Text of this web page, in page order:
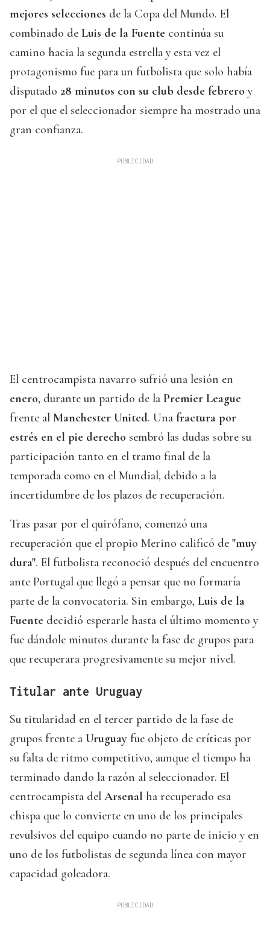
mejores selecciones de la Copa del Mundo. El
combinado de Luis de la Fuente continúa su
camino hacia la segunda estrella y esta vez el
protagonismo fue para un futbolista que solo había
disputado 28 minutos con su club desde febrero y
por el que el seleccionador siempre ha mostrado una
gran confianza.
El centrocampista navarro sufrió una lesión en
enero, durante un partido de la Premier League
frente al Manchester United. Una fractura por
estrés en el pie derecho sembró las dudas sobre su
participación tanto en el tramo final de la
temporada como en el Mundial, debido a la
incertidumbre de los plazos de recuperación.
Tras pasar por el quirófano, comenzó una
recuperación que el propio Merino calificó de "muy
dura". El futbolista reconoció después del encuentro
ante Portugal que llegó a pensar que no formaría
parte de la convocatoria. Sin embargo, Luis de la
Fuente decidió esperarle hasta el último momento y
fue dándole minutos durante la fase de grupos para
que recuperara progresivamente su mejor nivel.
Titular ante Uruguay
Su titularidad en el tercer partido de la fase de
grupos frente a Uruguay fue objeto de críticas por
su falta de ritmo competitivo, aunque el tiempo ha
terminado dando la razón al seleccionador. El
centrocampista del Arsenal ha recuperado esa
chispa que lo convierte en uno de los principales
revulsivos del equipo cuando no parte de inicio y en
uno de los futbolistas de segunda línea con mayor
capacidad goleadora.